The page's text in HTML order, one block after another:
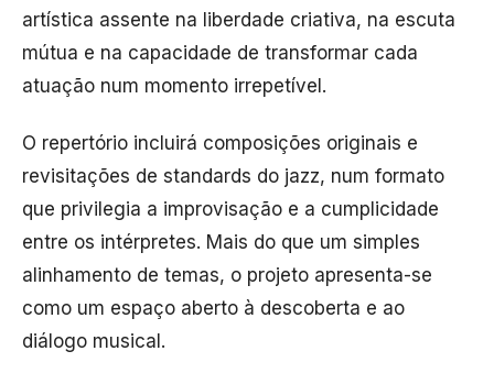
artística assente na liberdade criativa, na escuta
mútua e na capacidade de transformar cada
atuação num momento irrepetível.
O repertório incluirá composições originais e
revisitações de standards do jazz, num formato
que privilegia a improvisação e a cumplicidade
entre os intérpretes. Mais do que um simples
alinhamento de temas, o projeto apresenta-se
como um espaço aberto à descoberta e ao
diálogo musical.